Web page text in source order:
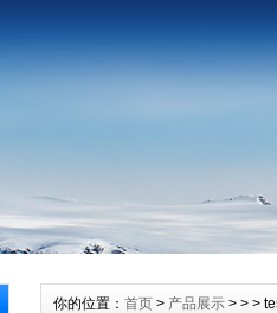
你的位置： 首页 > 产品展示 > > >